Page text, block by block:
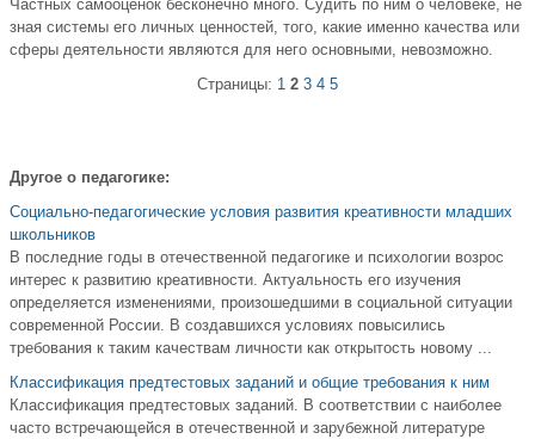
Частных самооценок бесконечно много. Судить по ним о человеке, не
зная системы его личных ценностей, того, какие именно качества или
сферы деятельности являются для него основными, невозможно.
Страницы: 1 2 3 4 5
Другое о педагогике:
Cоциально-педагогические условия развития креативности младших
школьников
В последние годы в отечественной педагогике и психологии возрос
интерес к развитию креативности. Актуальность его изучения
определяется изменениями, произошедшими в социальной ситуации
современной России. В создавшихся условиях повысились
требования к таким качествам личности как открытость новому ...
Классификация предтестовых заданий и общие требования к ним
Классификация предтестовых заданий. В соответствии с наиболее
часто встречающейся в отечественной и зарубежной литературе